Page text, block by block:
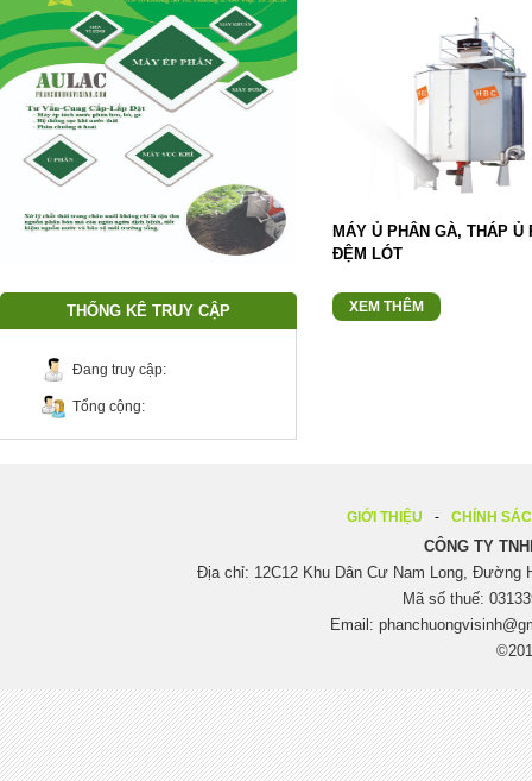
MÁY Ủ PHÂN GÀ, THÁP Ủ
ĐỆM LÓT
XEM THÊM
THỐNG KÊ TRUY CẬP
Đang truy cập:
Tổng cộng:
GIỚI THIỆU CHÍNH
CÔNG TY
Địa chỉ: 12C12 Khu Dân Cư Nam Long, Đường
Mã số thuế:
Email: